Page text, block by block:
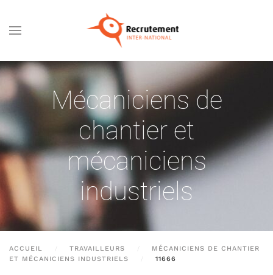
Passer au contenu principal
Mécaniciens de
chantier et
mécaniciens
industriels
ACCUEIL TRAVAILLEURS
MÉCANICIENS DE CHANTIER
ET MÉCANICIENS INDUSTRIELS
11666